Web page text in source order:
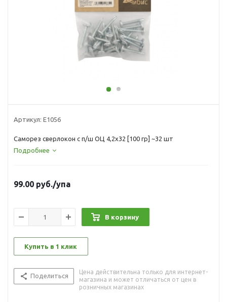
Артикул: Е1056
Саморез сверлокон с п/ш ОЦ 4,2х32 [100 гр] ~32 шт
Подробнее
99.00 руб./упа
В корзину
Купить в 1 клик
Поделиться
Цена действительна только для интернет-
магазина и может отличаться от цен в
розничных магазинах